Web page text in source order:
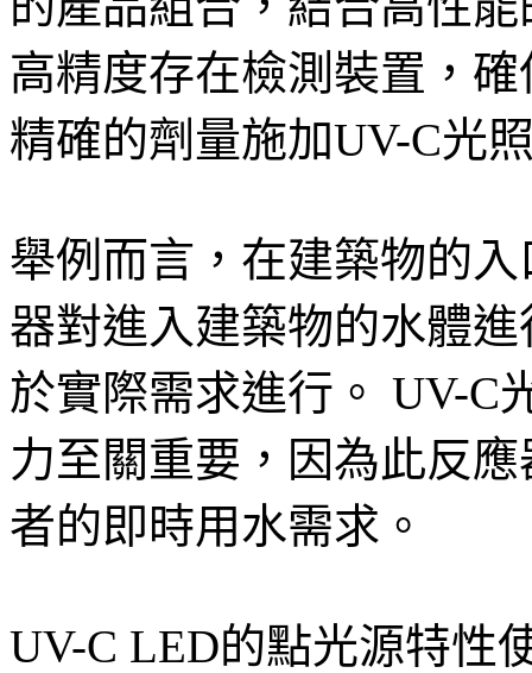
高精度存在檢測裝置，
精確的劑量施加UV-C光
舉例而言，在建築物的
器對進入建築物的水體
於實際需求進行。 UV-C
力至關重要，因為此反
者的即時用水需求。
UV-C LED的點光源特性